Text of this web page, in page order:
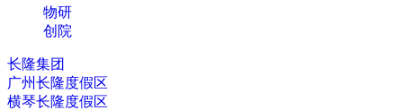
物研
创院
长隆集团
广州长隆度假区
横琴长隆度假区